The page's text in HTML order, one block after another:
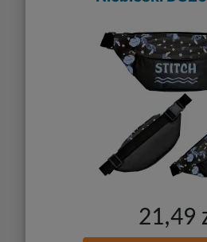
21,49